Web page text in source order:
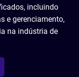
incluindo
e gerenciamento,
na indústria de